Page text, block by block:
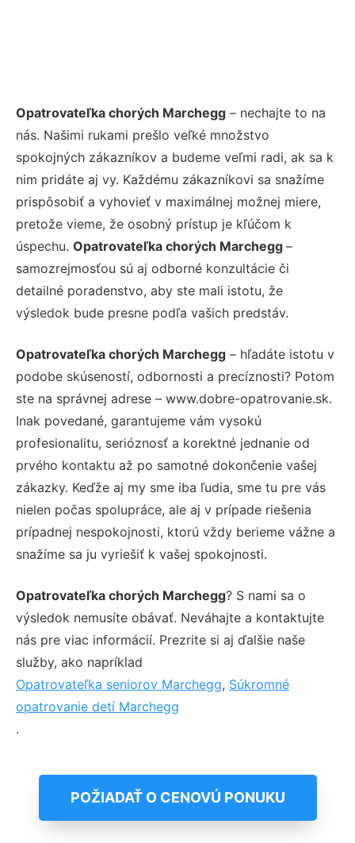
Opatrovateľka chorých Marchegg – nechajte to na
nás. Našimi rukami prešlo veľké množstvo
spokojných zákazníkov a budeme veľmi radi, ak sa k
nim pridáte aj vy. Každému zákazníkovi sa snažíme
prispôsobiť a vyhovieť v maximálnej možnej miere,
pretože vieme, že osobný prístup je kľúčom k
úspechu. Opatrovateľka chorých Marchegg –
samozrejmosťou sú aj odborné konzultácie či
detailné poradenstvo, aby ste mali istotu, že
výsledok bude presne podľa vašich predstáv.
Opatrovateľka chorých Marchegg – hľadáte istotu v
podobe skúseností, odbornosti a precíznosti? Potom
ste na správnej adrese – www.dobre-opatrovanie.sk.
Inak povedané, garantujeme vám vysokú
profesionalitu, serióznosť a korektné jednanie od
prvého kontaktu až po samotné dokončenie vašej
zákazky. Keďže aj my sme iba ľudia, sme tu pre vás
nielen počas spolupráce, ale aj v prípade riešenia
prípadnej nespokojnosti, ktorú vždy berieme vážne a
snažíme sa ju vyriešiť k vašej spokojnosti.
Opatrovateľka chorých Marchegg? S nami sa o
výsledok nemusíte obávať. Neváhajte a kontaktujte
nás pre viac informácií. Prezrite si aj ďalšie naše
služby, ako napríklad
Opatrovateľka seniorov Marchegg, Súkromné
opatrovanie detí Marchegg
.
POŽIADAŤ O CENOVÚ PONUKU